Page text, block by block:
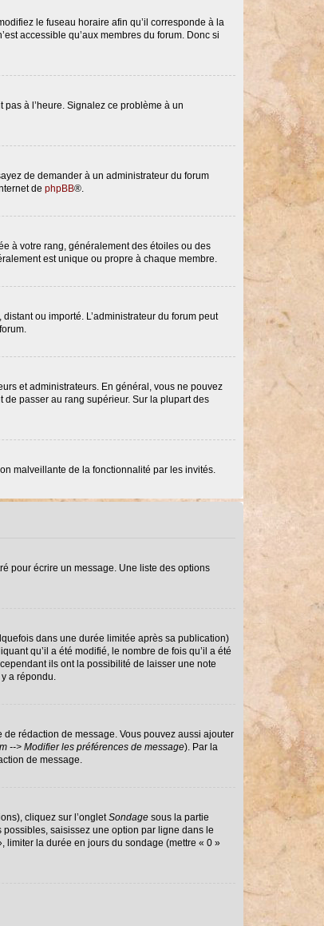
le fuseau horaire afin qu’il corresponde à la
accessible qu’aux membres du forum. Donc si
pas à l’heure. Signalez ce problème à un
de demander à un administrateur du forum
de phpBB®.
à votre rang, généralement des étoiles ou des
est unique ou propre à chaque membre.
ou importé. L’administrateur du forum peut
et administrateurs. En général, vous ne pouvez
de passer au rang supérieur. Sur la plupart des
malveillante de la fonctionnalité par les invités.
pour écrire un message. Une liste des options
dans une durée limitée après sa publication)
qu’il a été modifié, le nombre de fois qu’il a été
ils ont la possibilité de laisser une note
a répondu.
rédaction de message. Vous pouvez aussi ajouter
--> Modifier les préférences de message). Par la
de message.
cliquez sur l’ongletSondagesous la partie
saisissez une option par ligne dans le
limiter la durée en jours du sondage (mettre « 0 »